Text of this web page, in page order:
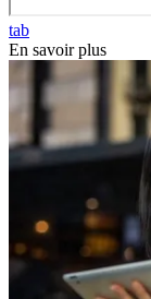
tab
En savoir plus